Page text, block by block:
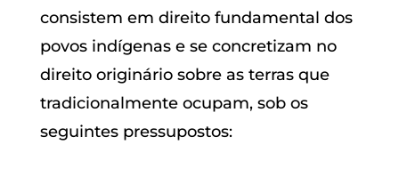
consistem em direito fundamental dos
povos indígenas e se concretizam no
direito originário sobre as terras que
tradicionalmente ocupam, sob os
seguintes pressupostos: